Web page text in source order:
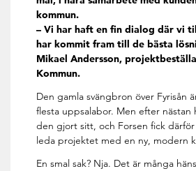
kommun.
– Vi har haft en fin dialog där vi
har kommit fram till de bästa
Mikael Andersson,
Kommun.
Den gamla svängbron över Fyrisån
flesta uppsalabor. Men efter nästan
den gjort sitt, och Forsen fick
leda projektet med en ny, modern
En smal sak? Nja. Det är många